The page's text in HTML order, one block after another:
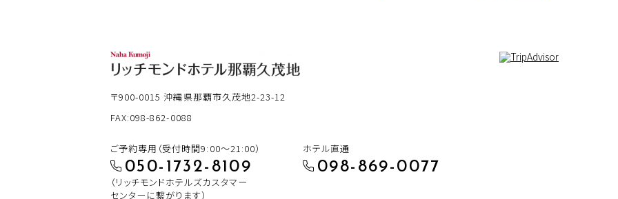
〒900-0015沖縄県那覇市久茂地2-23-12
FAX:098-862-0088
ご予約専用（受付時間9:00～21:00）
050-1732-8109
（リッチモンドホテルズカスタマー
センターに繋がります）
ホテル直通
098-869-0077